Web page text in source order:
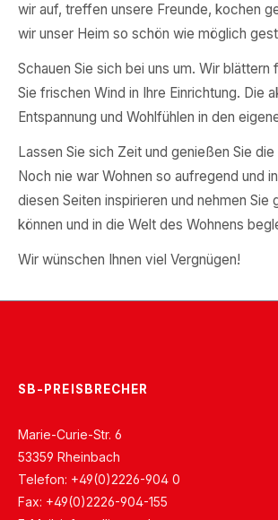
wir auf, treffen unsere Freunde, kochen
wir unser Heim so schön wie möglich
Schauen Sie sich bei uns um. Wir
Sie frischen Wind in Ihre Einrichtung. Die
Entspannung und Wohlfühlen in den
Lassen Sie sich Zeit und genießen Sie
Noch nie war Wohnen so aufregend und
diesen Seiten inspirieren und nehmen
können und in die Welt des Wohnens
Wir wünschen Ihnen viel Vergnügen!
SB-PREISBRECHER
Marie-Curie-Str. 6
53359 Rheinbach
Telefon: +49(0)2226-904 0
Fax: +49(0)2226-904-155